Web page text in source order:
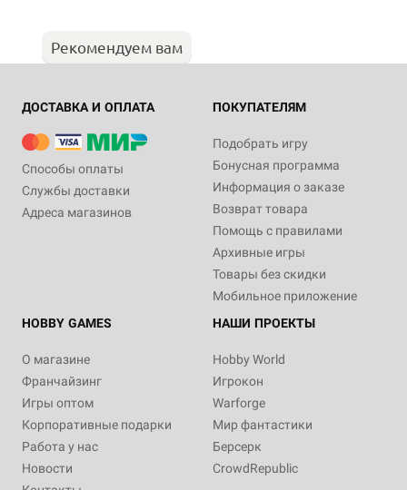
Рекомендуем вам
ДОСТАВКА И ОПЛАТА
Способы оплаты
Службы доставки
Адреса магазинов
ПОКУПАТЕЛЯМ
Подобрать игру
Бонусная программа
Информация о заказе
Возврат товара
Помощь с правилами
Архивные игры
Товары без скидки
Мобильное приложение
HOBBY GAMES
О магазине
Франчайзинг
Игры оптом
Корпоративные подарки
Работа у нас
Новости
НАШИ ПРОЕКТЫ
Hobby World
Игрокон
Warforge
Мир фантастики
Берсерк
CrowdRepublic